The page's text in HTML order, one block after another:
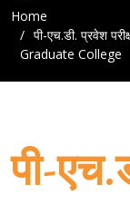
Home
पी-एच.डी. प्रवेश
Graduate College
पी-